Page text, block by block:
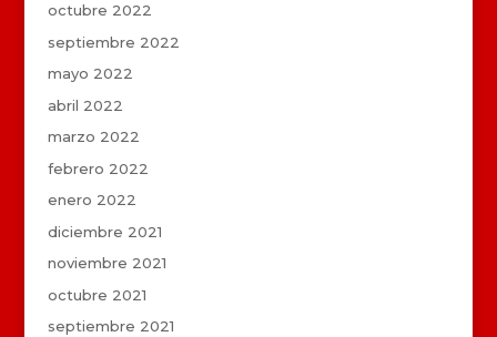
octubre 2022
septiembre 2022
mayo 2022
abril 2022
marzo 2022
febrero 2022
enero 2022
diciembre 2021
noviembre 2021
octubre 2021
septiembre 2021